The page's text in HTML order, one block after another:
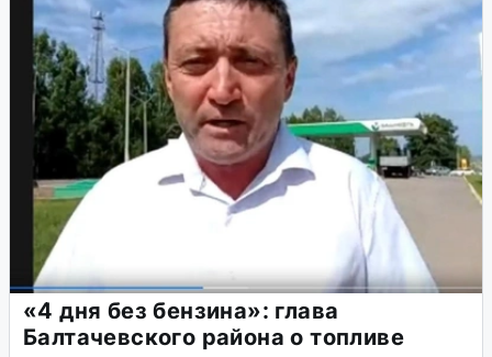
«4 дня без бензина»: глава
Балтачевского района о топливе